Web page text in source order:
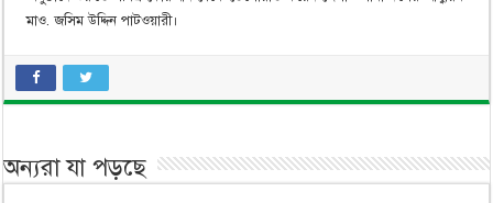
মাও. জসিম উদ্দিন পাটওয়ারী।
অন্যরা যা পড়ছে